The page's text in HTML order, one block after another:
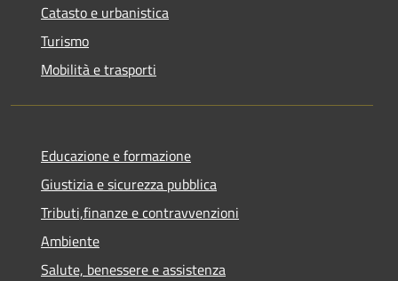
Catasto e urbanistica
Turismo
Mobilità e trasporti
Educazione e formazione
Giustizia e sicurezza pubblica
Tributi,finanze e contravvenzioni
Ambiente
Salute, benessere e assistenza